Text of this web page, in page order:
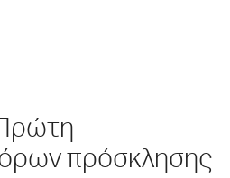
πρόσκλησης